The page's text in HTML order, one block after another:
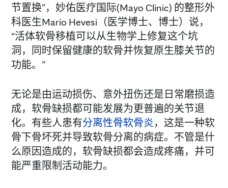
节置换”，妙佑医疗国际(Mayo Clinic) 的整形外
科医生Mario Hevesi（医学博士、博士）说，
“活体软骨移植可以从生物学上修复这个坑
洞，同时保留健康的软骨并恢复原生膝关节的
功能。”
无论是由运动损伤、意外扭伤还是日常磨损造
成，软骨缺损都可能发展为更普遍的关节退
化。有些人患有分离性骨软骨炎，这是一种软
骨下骨坏死并导致软骨分离的病症。不管是什
么原因造成的，软骨缺损都会造成疼痛，并可
能严重限制活动能力。